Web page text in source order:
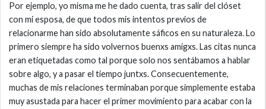
Por ejemplo, yo misma me he dado cuenta, tras salir del clóset
con mi esposa, de que todos mis intentos previos de
relacionarme han sido absolutamente sáficos en su naturaleza. Lo
primero siempre ha sido volvernos buenxs amigxs. Las citas nunca
eran etiquetadas como tal porque solo nos sentábamos a hablar
sobre algo, y a pasar el tiempo juntxs. Consecuentemente,
muchas de mis relaciones terminaban porque simplemente estaba
muy asustada para hacer el primer movimiento para acabar con la